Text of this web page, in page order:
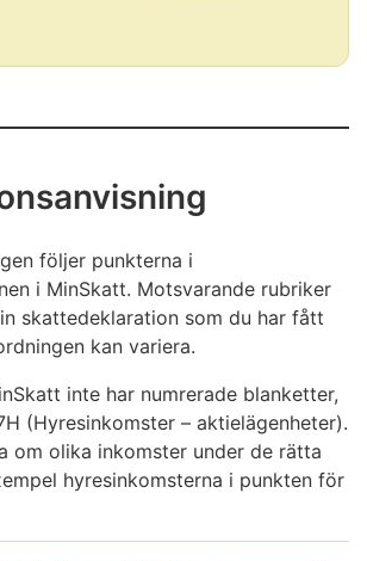
följer punkterna i
i MinSkatt. Motsvarande rubriker
skattedeklaration som du har fått
kan variera.
inte har numrerade blanketter,
(Hyresinkomster – aktielägenheter).
om olika inkomster under de rätta
hyresinkomsterna i punkten för